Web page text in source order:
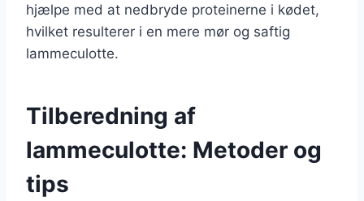
hjælpe med at nedbryde proteinerne i kødet,
hvilket resulterer i en mere mør og saftig
lammeculotte.
Tilberedning af
lammeculotte: Metoder og
tips